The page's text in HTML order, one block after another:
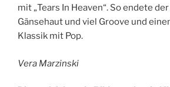
mit „Tears In Heaven“. So endete
Gänsehaut und viel Groove und
Klassik mit Pop.
Vera Marzinski